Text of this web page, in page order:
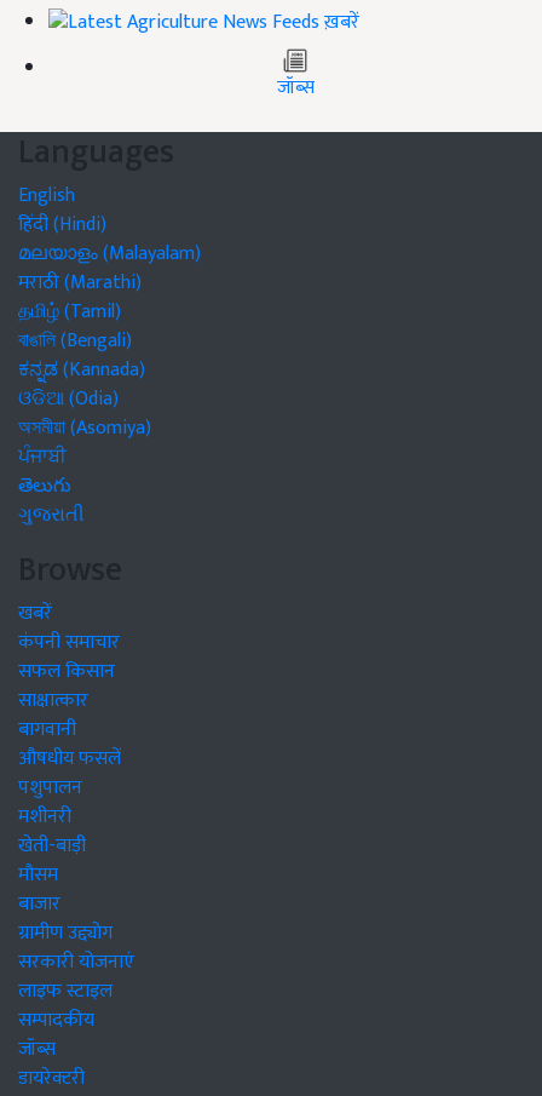
ख़बरें
जॉब्स
Languages
English
हिंदी (Hindi)
മലയാളം (Malayalam)
मराठी (Marathi)
தமிழ் (Tamil)
বাঙালি (Bengali)
ಕನ್ನಡ (Kannada)
ଓଡିଆ (Odia)
অসমীয়া (Asomiya)
ਪੰਜਾਬੀ
తెలుగు
ગુજરાતી
Browse
खबरें
कंपनी समाचार
सफल किसान
साक्षात्कार
बागवानी
औषधीय फसलें
पशुपालन
मशीनरी
खेती-बाड़ी
मौसम
बाजार
ग्रामीण उद्द्योग
सरकारी योजनाएं
लाइफ स्टाइल
सम्पादकीय
जॉब्स
डायरेक्टरी